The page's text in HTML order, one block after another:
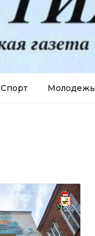
Спорт Молодежь